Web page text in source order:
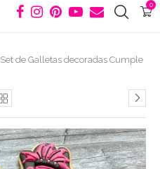
0
Set de Galletas decoradas Cumple